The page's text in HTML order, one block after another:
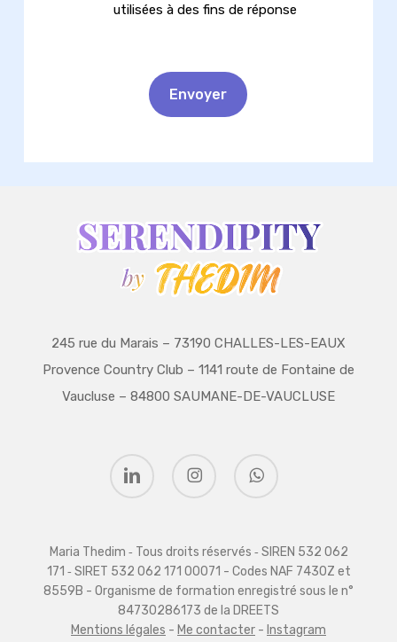
utilisées à des fins de réponse
245 rue du Marais – 73190 CHALLES-LES-EAUX
Provence Country Club – 1141 route de Fontaine de
Vaucluse – 84800 SAUMANE-DE-VAUCLUSE
linkedin instagram whatsapp
Maria Thedim ‑ Tous droits réservés ‑ SIREN 532 062
171 ‑ SIRET 532 062 171 00071 - Codes NAF 7430Z et
8559B - Organisme de formation enregistré sous le n°
84730286173 de la DREETS
Mentions légales - Me contacter - Instagram